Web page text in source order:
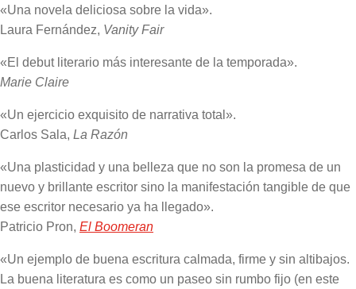
«Una novela deliciosa sobre la vida».
Laura Fernández, Vanity Fair
«El debut literario más interesante de la temporada».
Marie Claire
«Un ejercicio exquisito de narrativa total».
Carlos Sala, La Razón
«Una plasticidad y una belleza que no son la promesa de un
nuevo y brillante escritor sino la manifestación tangible de que
ese escritor necesario ya ha llegado».
Patricio Pron, El Boomeran
«Un ejemplo de buena escritura calmada, firme y sin altibajos.
La buena literatura es como un paseo sin rumbo fijo (en este